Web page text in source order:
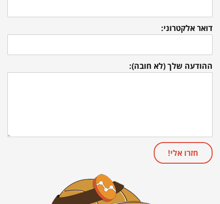
דואר אלקטרוני:
ההודעה שלך (לא חובה):
חזרו אלי!